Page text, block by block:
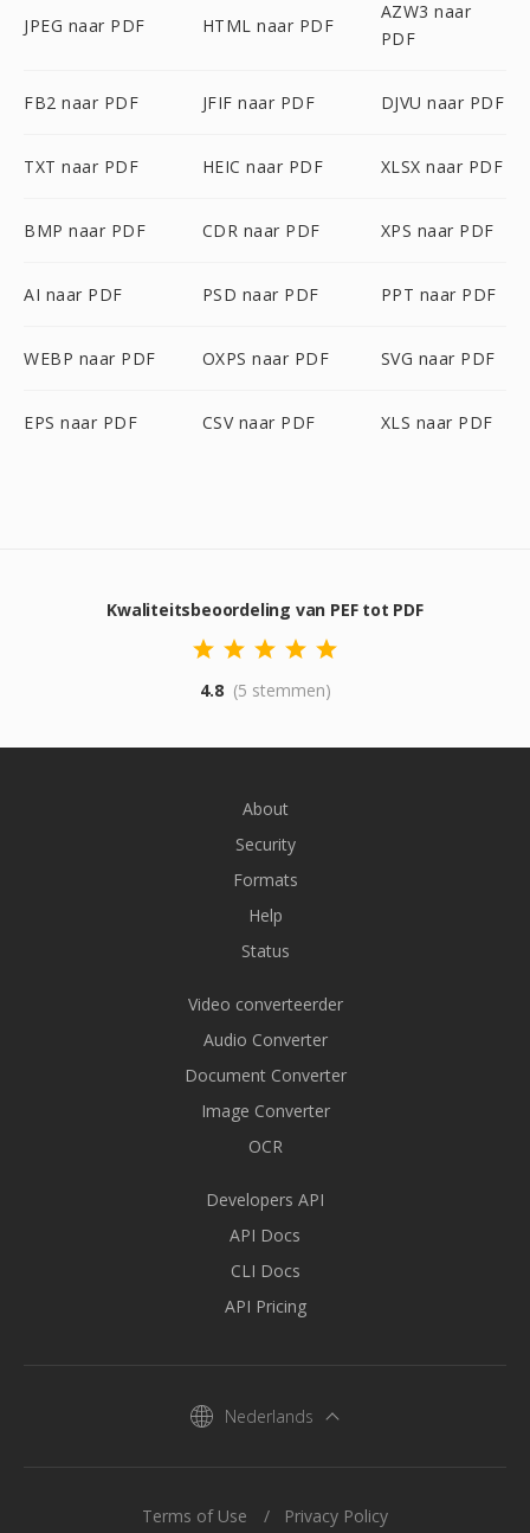
JPEG naar PDF HTML naar PDF
AZW3 naar
PDF
FB2 naar PDF JFIF naar PDF DJVU naar PDF
TXT naar PDF HEIC naar PDF XLSX naar PDF
BMP naar PDF CDR naar PDF XPS naar PDF
AI naar PDF PSD naar PDF PPT naar PDF
WEBP naar PDF OXPS naar PDF SVG naar PDF
EPS naar PDF CSV naar PDF XLS naar PDF
Kwaliteitsbeoordeling van PEF tot PDF
4.8 (5 stemmen)
About
Security
Formats
Help
Status
Video converteerder
Audio Converter
Document Converter
Image Converter
OCR
Developers API
API Docs
CLI Docs
API Pricing
Nederlands
Terms of Use Privacy Policy